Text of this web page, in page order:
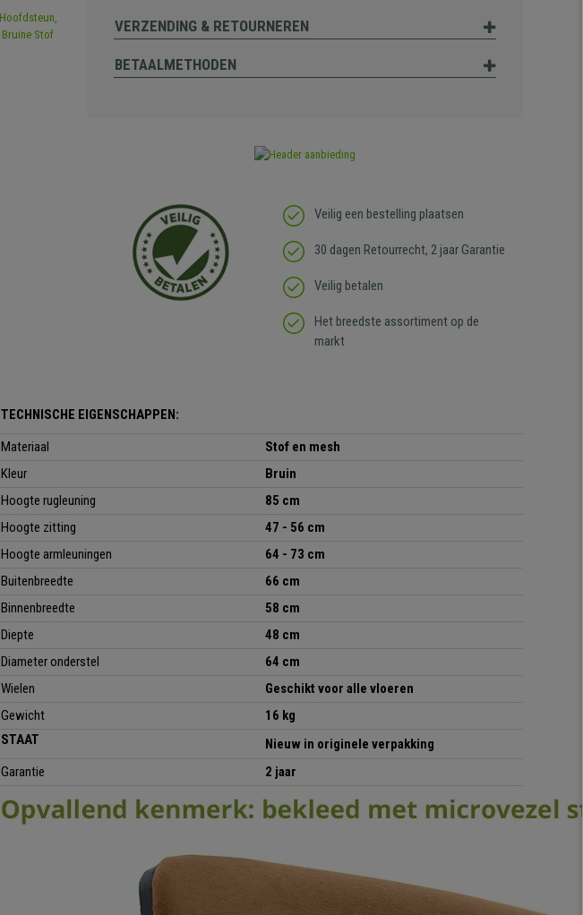
VERZENDING & RETOURNEREN
BETAALMETHODEN
Veilig een bestelling plaatsen
30 dagen Retourrecht, 2 jaar Garantie
Veilig betalen
Het breedste assortiment op de
markt
TECHNISCHE EIGENSCHAPPEN:
Materiaal
Stof en mesh
Kleur
Bruin
Hoogte rugleuning
85 cm
Hoogte zitting
47 - 56 cm
Hoogte armleuningen
64 - 73 cm
Buitenbreedte
66 cm
Binnenbreedte
58 cm
Diepte
48 cm
Diameter onderstel
64 cm
Wielen
Geschikt voor alle vloeren
Gewicht
16 kg
STAAT
Nieuw in originele verpakking
Garantie
2 jaar